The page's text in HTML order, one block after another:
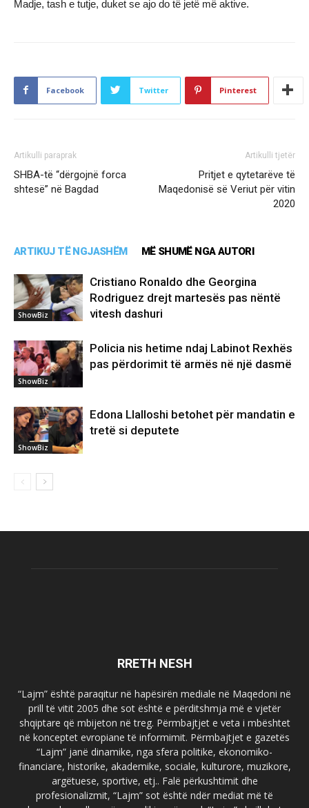
Madje, tash e tutje, duket se ajo do të jetë më aktive.
Facebook Twitter Pinterest
Artikulli paraprak
SHBA-të “dërgojnë forca
shtesë” në Bagdad
Artikulli tjetër
Pritjet e qytetarëve të
Maqedonisë së Veriut për vitin
2020
ARTIKUJ TË NGJASHËM MË SHUMË NGA AUTORI
ShowBiz
Cristiano Ronaldo dhe Georgina
Rodriguez drejt martesës pas nëntë
vitesh dashuri
ShowBiz
Policia nis hetime ndaj Labinot Rexhës
pas përdorimit të armës në një dasmë
ShowBiz
Edona Llalloshi betohet për mandatin e
tretë si deputete
RRETH NESH
“Lajm” është paraqitur në hapësirën mediale në Maqedoni në
prill të vitit 2005 dhe sot është e përditshmja më e vjetër
shqiptare që mbijeton në treg. Përmbajtjet e veta i mbështet
në konceptet evropiane të informimit. Përmbajtjet e gazetës
“Lajm” janë dinamike, nga sfera politike, ekonomiko-
financiare, historike, akademike, sociale, kulturore, muzikore,
argëtuese, sportive, etj.. Falë përkushtimit dhe
profesionalizmit, “Lajm” sot është ndër mediat më të